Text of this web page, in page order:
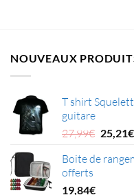
NOUVEAUX
T shirt
guitare
27,99€ Le
initial
25,21€
Boite de
offerts
19,84€